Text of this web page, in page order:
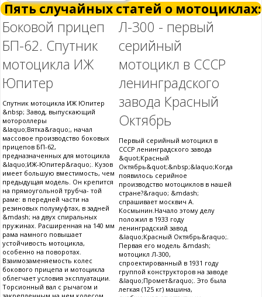
Пять случайных статей о мотоциклах:
Боковой прицеп
БП-62. Спутник
мотоцикла ИЖ
Юпитер
Спутник мотоцикла ИЖ Юпитер
&nbsp; Завод, выпускающий
мотороллеры
&laquo;Вятка&raquo;, начал
массовое производство боковых
прицепов БП-62,
предназначенных для мотоцикла
&laquo;ИЖ-Юпитер&raquo;. Кузов
имеет большую вместимость, чем
предыдущая модель. Он крепится
на прямоугольной трубча- той
раме: в передней части на
резиновых полумуфтах, в задней
&mdash; на двух спиральных
пружинах. Расширенная на 140 мм
рама намного повышает
устойчивость мотоцикла,
особенно на поворотах.
Взаимозаменяемость колес
бокового прицепа и мотоцикла
облегчает условия эксплуатации.
Торсионный вал с рычагом и
Л-300 - первый
серийный
мотоцикл в СССР
ленинградского
завода Красный
Октябрь
Первый серийный мотоцикл в
СССР ленинградского завода
&quot;Красный
Октябрь&quot;&nbsp;&laquo;Когда
появилось серийное
производство мотоциклов в нашей
стране?&raquo; &mdash;
спрашивает москвич А.
Космынин.Начало этому делу
положил в 1933 году
ленинградский завод
&laquo;Красный Октябрь&raquo;.
Первая его модель &mdash;
мотоцикл Л-300,
спроектированный в 1931 году
группой конструкторов на заводе
&laquo;Промет&raquo;. Это была
легкая (125 кг) машина,